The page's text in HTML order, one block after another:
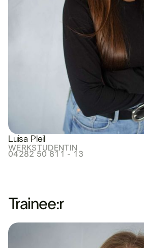
Luisa Pleil
WERKSTUDENTIN
04282 50 811 - 13
Trainee:r